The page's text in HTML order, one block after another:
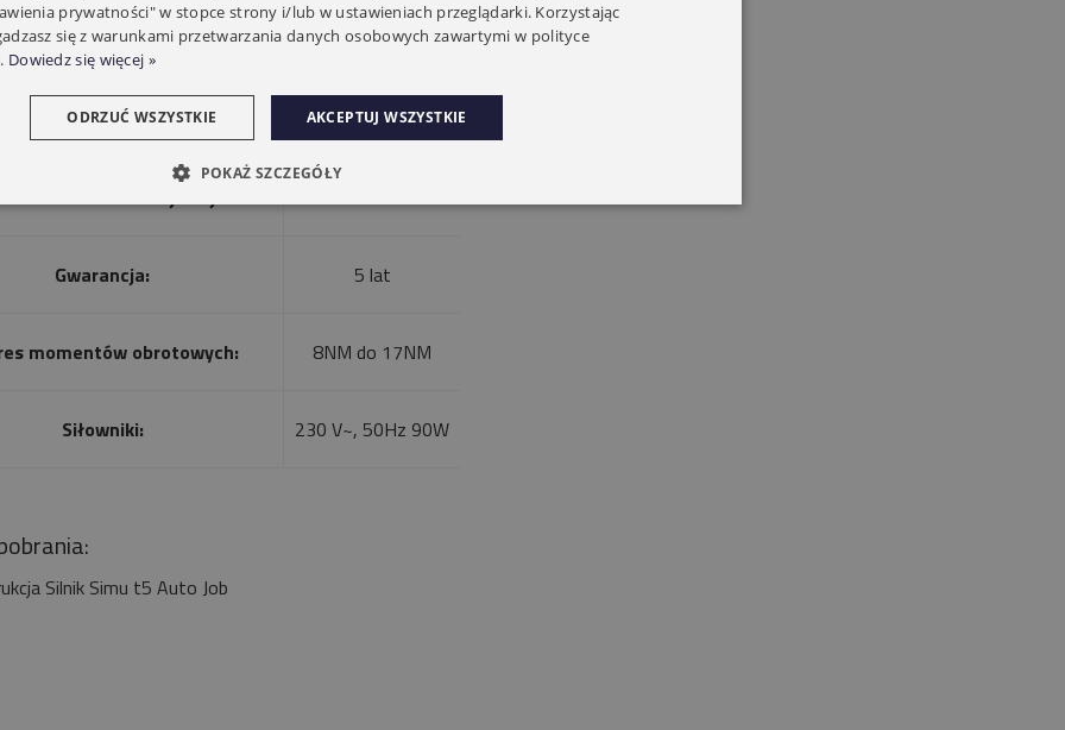
w rurze nawojowej: min. 60/50mm
Gwarancja: 5 lat
momentów obrotowych: 8NM do 17NM
Siłowniki: 230 V~, 50Hz 90W
Silnik Simu t5 Auto Job
prywatności" w stopce strony i/lub w ustawieniach przeglądarki. Korzystając
się z warunkami przetwarzania danych osobowych zawartymi w polityce
Dowiedz się więcej »
AKCEPTUJ WSZYSTKIE
ODRZUĆ WSZYSTKIE
POKAŻ SZCZEGÓŁY